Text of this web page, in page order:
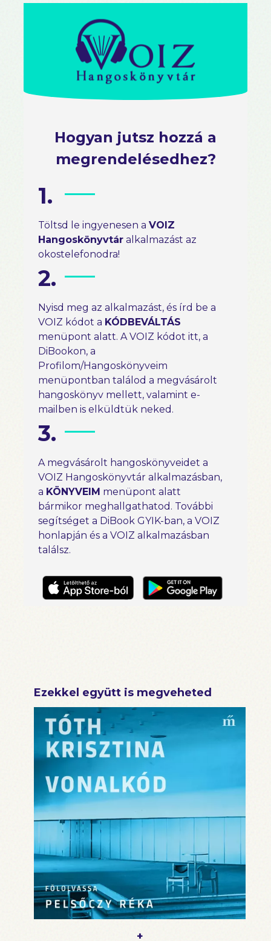
Hogyan jutsz hozzá a
megrendelésedhez?
1.
Töltsd le ingyenesen a VOIZ
Hangoskönyvtár alkalmazást az
okostelefonodra!
2.
Nyisd meg az alkalmazást, és írd be a
VOIZ kódot a KÓDBEVÁLTÁS
menüpont alatt. A VOIZ kódot itt, a
DiBookon, a
Profilom/Hangoskönyveim
menüpontban találod a megvásárolt
hangoskönyv mellett, valamint e-
mailben is elküldtük neked.
3.
A megvásárolt hangoskönyveidet a
VOIZ Hangoskönyvtár alkalmazásban,
a KÖNYVEIM menüpont alatt
bármikor meghallgathatod. További
segítséget a DiBook GYIK-ban, a VOIZ
honlapján és a VOIZ alkalmazásban
találsz.
Ezekkel együtt is megveheted
+